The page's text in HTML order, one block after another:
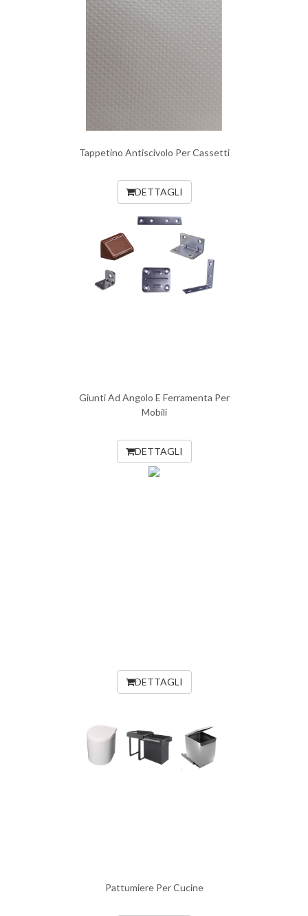
Tappetino Antiscivolo Per Cassetti
DETTAGLI
Giunti Ad Angolo E Ferramenta Per
Mobili
DETTAGLI
DETTAGLI
Pattumiere Per Cucine